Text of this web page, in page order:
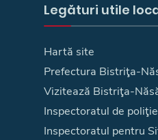
Legături utile
Hartă site
Prefectura Bistriţa-
Vizitează Bistriţa-
Inspectoratul de poliţie
Inspectoratul pentru